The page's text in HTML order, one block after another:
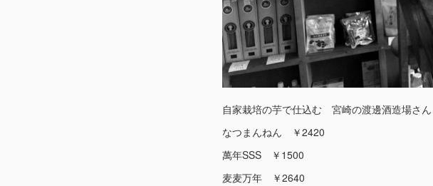
自家栽培の芋で仕込む 宮崎の渡邊酒造場さん
なつまんねん ￥2420
萬年SSS ￥1500
麦麦万年 ￥2640